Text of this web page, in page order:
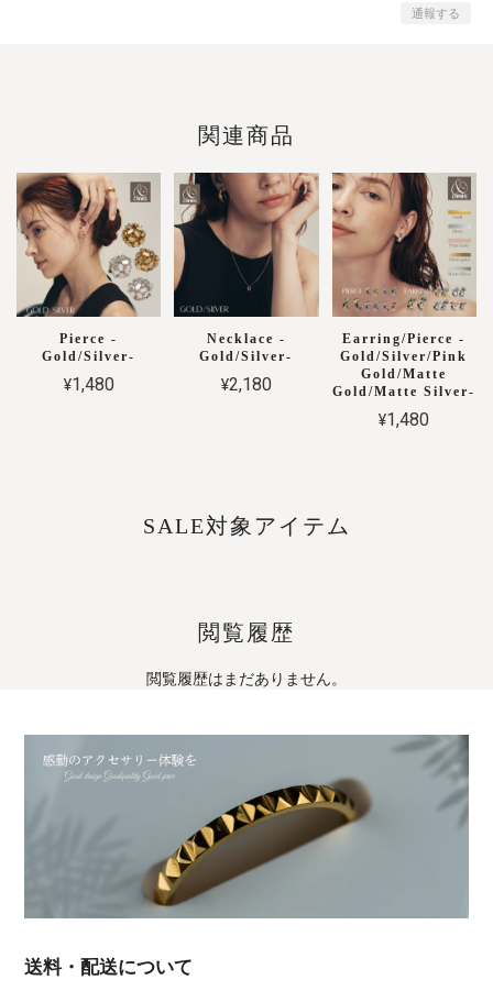
通報する
関連商品
Pierce -
Gold/Silver-
¥1,480
Necklace -
Gold/Silver-
¥2,180
Earring/Pierce -
Gold/Silver/Pink
Gold/Matte
Gold/Matte Silver-
¥1,480
SALE対象アイテム
閲覧履歴
閲覧履歴はまだありません。
送料・配送について